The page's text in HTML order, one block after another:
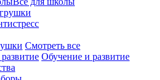
Смотреть все
Обучение и развитие